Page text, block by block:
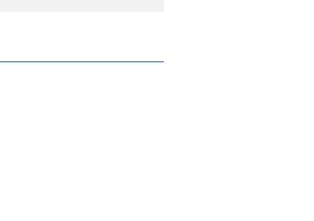
sábado o Memorial do Garfeiro e